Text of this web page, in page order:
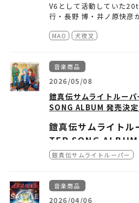
V6として活動していた
行・長野 博・井ノ原快彦
プニングテーマを担当！
界」に決定！
さらに、20th Centuryか
第2クールは7/4（土）放
ります。
また、20th Centuryが高
のオープニングテーマを
し、
YouTubeほかにて、TVア
WORLD」を期間限定で公
MAO 犬夜叉
音楽商品
2026/05/08
鎧真伝サムライトルー
SONG ALBUM 発売決定
鎧真伝サムライトル
TER SONG
2026年5月27日(水)発売！
品番：EYCA-14958
価格：3,850円(10％税込
描きおろし 描き下ろしイ
製ブックレット
TOKIO
人にやさしく
＜歌唱キャスト(キャラク
鎧真伝サムライトルーパー
音楽商品
2026/04/06